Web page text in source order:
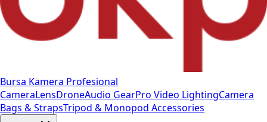
Bursa Kamera Profesional
CameraLensDroneAudio GearPro Video LightingCamera
Bags & StrapsTripod & Monopod Accessories